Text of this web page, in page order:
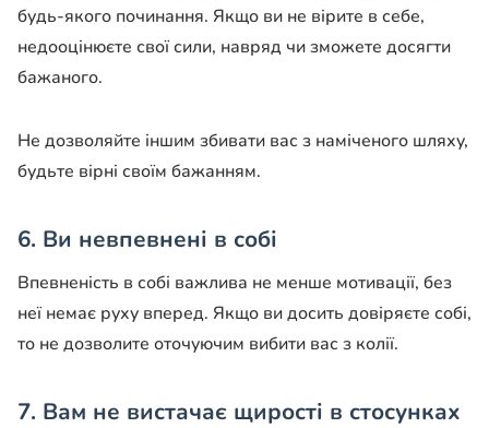
будь-якого починання. Якщо ви не вірите в себе,
недооцінюєте свої сили, навряд чи зможете досягти
бажаного.
Не дозволяйте іншим збивати вас з наміченого шляху,
будьте вірні своїм бажанням.
6. Ви невпевнені в собі
Впевненість в собі важлива не менше мотивації, без
неї немає руху вперед. Якщо ви досить довіряєте собі,
то не дозволите оточуючим вибити вас з колії.
7. Вам не вистачає щирості в стосунках